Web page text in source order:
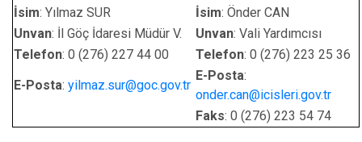
İsim: Yılmaz SUR İsim: Önder CAN
Unvan: İl Göç İdaresi Müdür V. Unvan: Vali Yardımcısı
Telefon: 0 (276) 227 44 00 Telefon: 0 (276) 223 25 36
E-Posta: yilmaz.sur@goc.gov.tr
E-Posta:
onder.can@icisleri.gov.tr
Faks: 0 (276) 223 54 74